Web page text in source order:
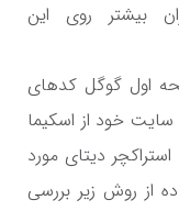
بیشتر روی این
اول گوگل کدهای
خود از اسکیما
دیتای مورد
از روش زیر بررسی